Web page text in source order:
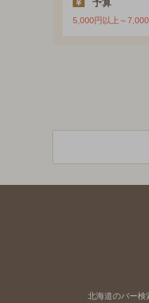
予算
5,000円以上～
北海道のバー検